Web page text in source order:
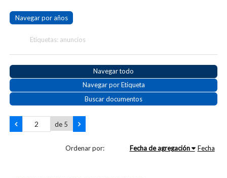
Navegar por años
Etiquetas: anuncios
Navegar todo
Navegar por Etiqueta
Buscar documentos
de 5
Ordenar por: Fecha de agregación Fecha